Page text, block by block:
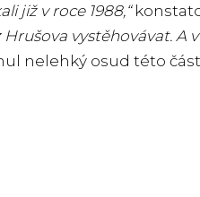
již v roce 1988,“
vystěhovávat. A
nelehký osud této části